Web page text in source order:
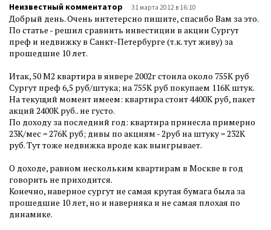
Неизвестный комментатор 31 марта 2012 в 16:10
Добрый день. Очень интетерсно пишите, спасибо Вам за это.
По статье - решил сравнить инвестиции в акции Сургут
преф и недвижку в Санкт-Петербурге (т.к. тут живу) за
прошедшие 10 лет.
Итак, 50 М2 квартира в янвере 2002г стоила около 755К руб
Сургут преф 6,5 руб/штука; на 755К руб покупаем 116К штук.
На текущий момент имеем: квартира стоит 4400К руб, пакет
акций 2400К руб.. не густо.
По доходу за последний год: квартира принесла примерно
23К/мес = 276К руб; дивы по акциям - 2руб на штуку = 232К
руб. Тут тоже недвижка вроде как выигрывает.
О доходе, равном нескольким квартирам в Москве в год
говорить не приходится.
Конечно, наверное сургут не самая крутая бумага была за
прошедшие 10 лет, но и наверняка и не самая плохая по
динамике.